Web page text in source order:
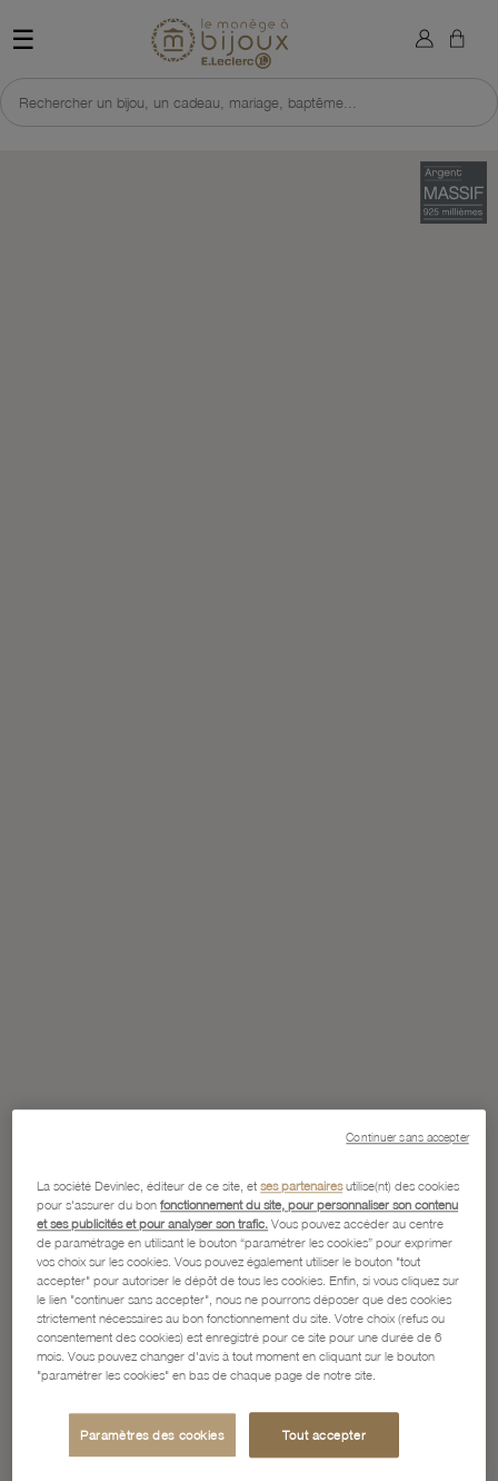
☰ Retour à l'accueil du site
Rechercher un bijou, un cadeau, mariage, baptême...
×
La société Devinlec, éditeur de ce site, etses partenairesutilise(nt) des cookies
pour s'assurer du bonfonctionnement du site, pour personnaliser son contenu
et ses publicités et pour analyser son trafic. Vous pouvez accéder au centre
de paramétrage en utilisant le bouton “paramétrer les cookies” pour exprimer
vos choix sur les cookies. Vous pouvez également utiliser le bouton "tout
accepter" pour autoriser le dépôt de tous les cookies. Enfin, si vous cliquez sur
le lien "continuer sans accepter", nous ne pourrons déposer que des cookies
strictement nécessaires au bon fonctionnement du site. Votre choix (refus ou
consentement des cookies) est enregistré pour ce site pour une durée de 6
mois. Vous pouvez changer d'avis à tout moment en cliquant sur le bouton
"paramétrer les cookies" en bas de chaque page de notre site.
Paramètres des cookies Tout accepter
Continuer sans accepter